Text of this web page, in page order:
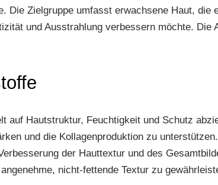
Die Zielgruppe umfasst erwachsene Haut, die
und Ausstrahlung verbessern möchte. Die
auf Hautstruktur, Feuchtigkeit und Schutz
und die Kollagenproduktion zu
der Hauttextur und des
nicht-fettende Textur zu